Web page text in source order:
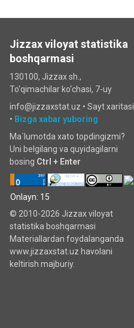
Jizzax viloyat statistika
boshqarmasi
130100, Jizzax sh.,
To'qimachilar ko‘chаsi, 7-uy
info@jizzaxstat.uz • Sayt xaritasi
• Bizga xabar yuboring
Ma`lumotda xato topdingizmi?
Uni belgilang va quyidagilarni
bosing Ctrl + Enter
Onlayn: 15
© 2010-2026 Jizzax viloyat
statistika boshqarmasi
Materiallardan foydalanganda
www.jizzaxstat.uz havolani
keltirish majburiy.